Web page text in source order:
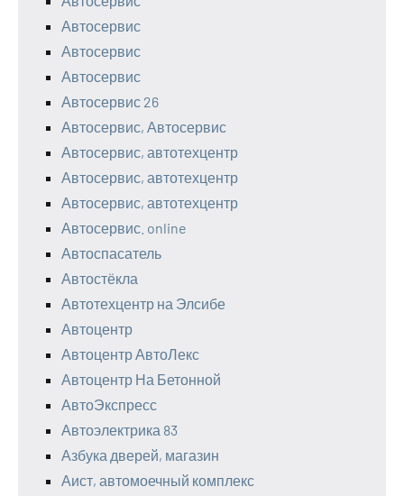
Автосервис
Автосервис
Автосервис
Автосервис 26
Автосервис, Автосервис
Автосервис, автотехцентр
Автосервис, автотехцентр
Автосервис, автотехцентр
Автосервис. online
Автоспасатель
Автостёкла
Автотехцентр на Элсибе
Автоцентр
Автоцентр АвтоЛекс
Автоцентр На Бетонной
АвтоЭкспресс
Автоэлектрика 83
Азбука дверей, магазин
Аист, автомоечный комплекс